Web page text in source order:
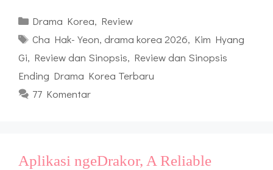
Kategori
Drama Korea, Review
Tag
Cha Hak-Yeon, drama korea 2026, Kim Hyang
Gi, Review dan Sinopsis, Review dan Sinopsis
Ending Drama Korea Terbaru
77 Komentar
Aplikasi ngeDrakor, A Reliable